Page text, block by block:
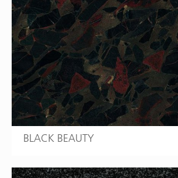
BLACK BEAUTY